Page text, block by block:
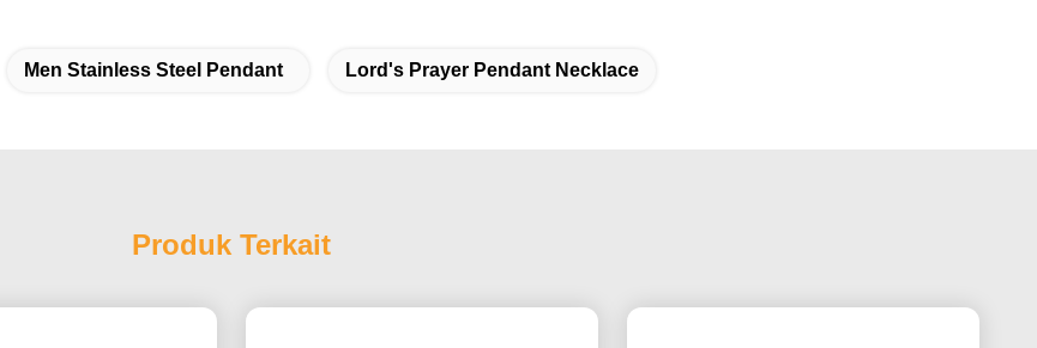
Men Stainless Steel Pendant Lord's Prayer Pendant Necklace
Produk Terkait